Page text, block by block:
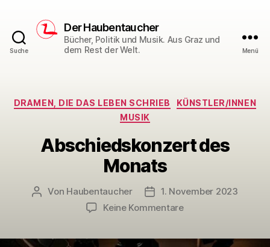
Suche
Der Haubentaucher
Bücher, Politik und Musik. Aus Graz und
dem Rest der Welt.
Menü
Kategorien
DRAMEN, DIE DAS LEBEN SCHRIEB
KÜNSTLER/INNEN
MUSIK
Abschiedskonzert des
Monats
Beitragsautor
Von Haubentaucher Veröffentlichungsdatum
1. November 2023
Keine Kommentarezu